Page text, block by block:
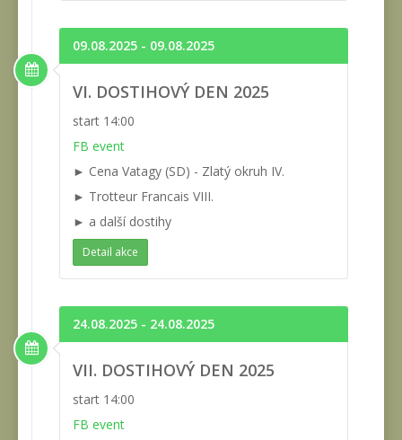
09.08.2025 - 09.08.2025
VI. DOSTIHOVÝ DEN 2025
start 14:00
FB event
► Cena Vatagy (SD) - Zlatý okruh IV.
► Trotteur Francais VIII.
► a další dostihy
Detail akce
24.08.2025 - 24.08.2025
VII. DOSTIHOVÝ DEN 2025
start 14:00
FB event